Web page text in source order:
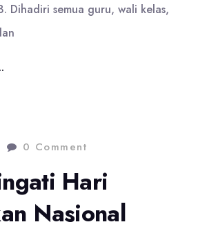
Dihadiri semua guru, wali kelas,
0 Comment
Hari
Nasional